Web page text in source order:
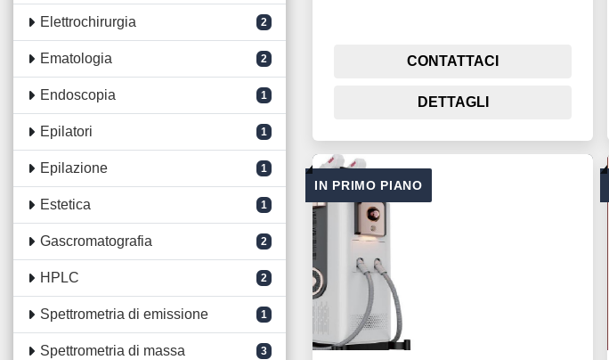
Elettrochirurgia 2
Ematologia 2
Endoscopia 1
Epilatori 1
Epilazione 1
Estetica 1
Gascromatografia 2
HPLC 2
Spettrometria di emissione 1
Spettrometria di massa 3
CONTATTACI
DETTAGLI
IN PRIMO PIANO